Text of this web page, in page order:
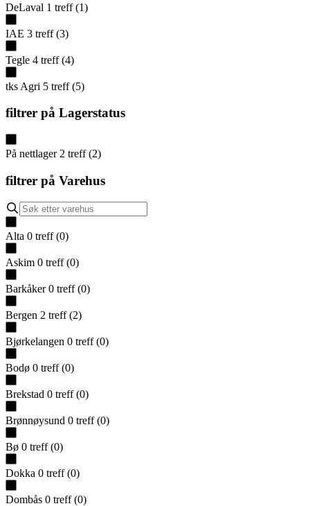
DeLaval 1 treff (1)
IAE 3 treff (3)
Tegle 4 treff (4)
tks Agri 5 treff (5)
filtrer på Lagerstatus
På nettlager 2 treff (2)
filtrer på Varehus
Alta 0 treff (0)
Askim 0 treff (0)
Barkåker 0 treff (0)
Bergen 2 treff (2)
Bjørkelangen 0 treff (0)
Bodø 0 treff (0)
Brekstad 0 treff (0)
Brønnøysund 0 treff (0)
Bø 0 treff (0)
Dokka 0 treff (0)
Dombås 0 treff (0)